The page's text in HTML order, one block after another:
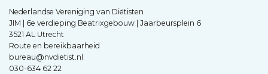
Nederlandse Vereniging van Diëtisten
JIM | 6e verdieping Beatrixgebouw | Jaarbeursplein 6
3521 AL Utrecht
Route en bereikbaarheid
bureau@nvdietist.nl
030-634 62 22